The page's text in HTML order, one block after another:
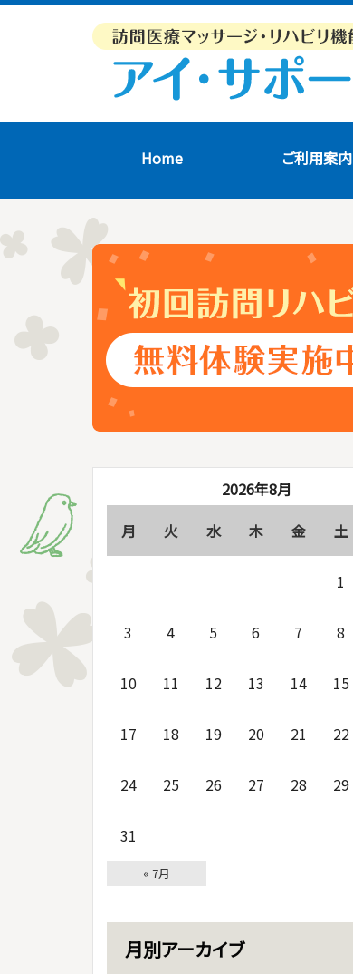
Home ご利用案内
2026年8月
月
火 水 木 金 土
1
3 4 5 6 7 8
10 11 12 13 14 15
17 18 19 20 21 22
24 25 26 27 28 29
31
« 7月
月別アーカイブ